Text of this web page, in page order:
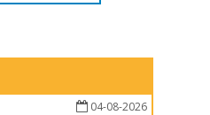
04-08-2026